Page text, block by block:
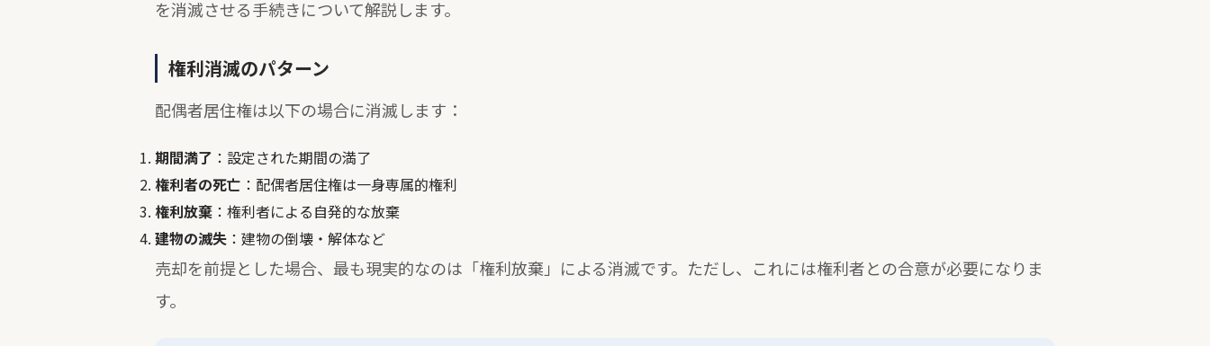
を消滅させる手続きについて解説します。
権利消滅のパターン
配偶者居住権は以下の場合に消滅します：
期間満了 ：設定された期間の満了
権利者の死亡 ：配偶者居住権は一身専属的権利
権利放棄 ：権利者による自発的な放棄
建物の滅失 ：建物の倒壊・解体など
売却を前提とした場合、最も現実的なのは「権利放棄」による消滅です。ただし、これには権利者との合意が必要になりま
す。